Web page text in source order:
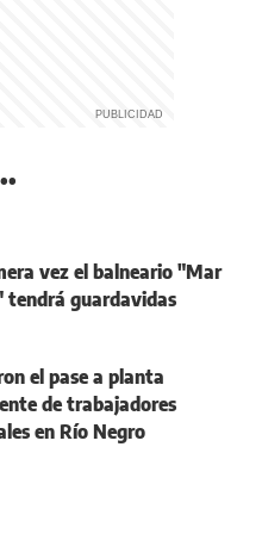
vez el balneario "Mar
tendrá guardavidas
el pase a planta
de trabajadores
en Río Negro